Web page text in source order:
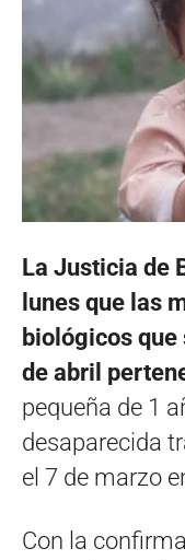
La Justicia de
lunes que las
biológicos
de abril
pequeña de 1
desaparecida
el 7 de marzo
Con la